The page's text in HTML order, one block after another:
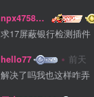
npx475805841
求17屏蔽银行检测插件
hello77 前天
解决了吗我也这样咋弄